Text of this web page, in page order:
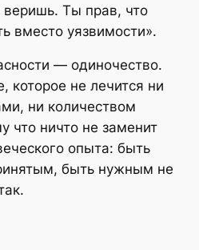
веришь. Ты прав, что
вместо уязвимости».
— одиночество.
которое не лечится ни
ни количеством
что ничто не заменит
опыта: быть
быть нужным не